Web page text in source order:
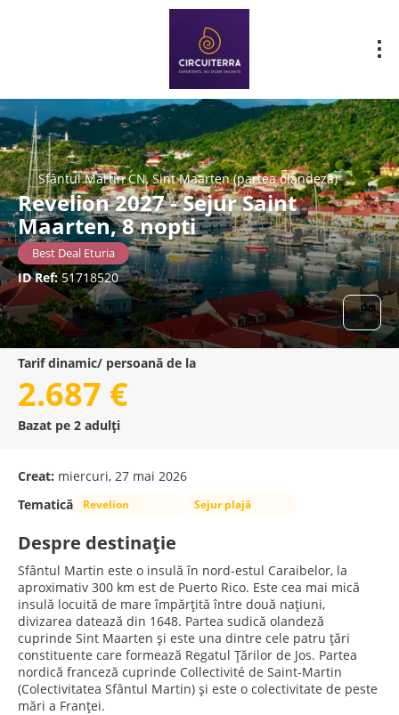
Sfântul Martin CN, Sint Maarten (partea olandeză)
Revelion 2027 - Sejur Saint
Maarten, 8 nopti
Best Deal Eturia
ID Ref:51718520
Tarif dinamic/ persoană de la
2.687 €
Bazat pe 2 adulți
Creat: miercuri, 27 mai 2026
Tematică
Revelion Sejur plajă
Despre destinație
Sfântul Martin este o insulă în nord-estul Caraibelor, la
aproximativ 300 km est de Puerto Rico. Este cea mai mică
insulă locuită de mare împărțită între două națiuni,
divizarea datează din 1648. Partea sudică olandeză
cuprinde Sint Maarten și este una dintre cele patru țări
constituente care formează Regatul Țărilor de Jos. Partea
nordică franceză cuprinde Collectivité de Saint-Martin
(Colectivitatea Sfântul Martin) și este o colectivitate de peste
mări a Franței.